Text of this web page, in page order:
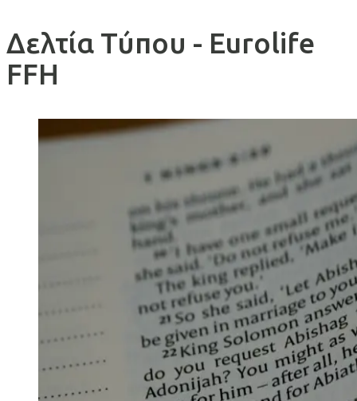
Δελτία Τύπου - Eurolife
FFH